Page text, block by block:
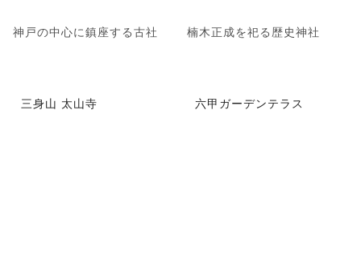
神戸の中心に鎮座する古社 楠木正成を祀る歴史神社
三身山 太山寺 六甲ガーデンテラス